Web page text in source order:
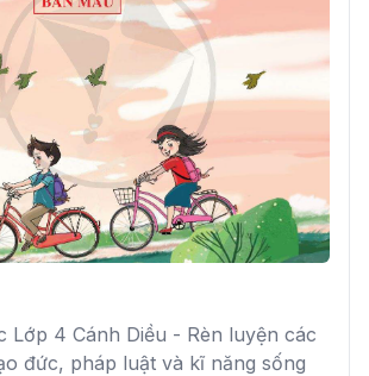
Lớp 4 Cánh Diều - Rèn luyện các
đức, pháp luật và kĩ năng sống